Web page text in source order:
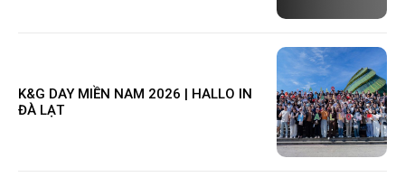
K&G DAY MIỀN NAM 2026 | HALLO IN
ĐÀ LẠT